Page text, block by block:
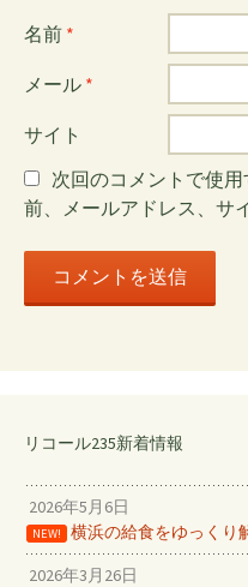
シ
ョ
ン
名前 *
メール *
サイト
次回のコメントで使
前、メールアドレス、サ
リコール235新着情報
2026年5月6日
NEW!
横浜の給食をゆっくり
2026年3月26日